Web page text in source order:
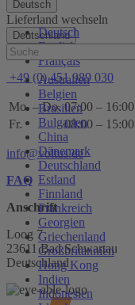
Deutsch
Deutsch
English
Français
Lieferland wechseln
Deutschland
Australien
Belgien
Brasilien
Bulgarien
China
Dänemark
Deutschland
Estland
Finnland
Frankreich
Georgien
Griechenland
Großbritannien
Hong Kong
Indien
Indonesien
Hilfe
+49 (0) 451 989 030
Mo. – Do. 07:00 – 16:00
Fr.
08:00 – 15:00
info@voltus.de
FAQ
Anschrift
Loog 7
23611 Bad Schwartau
Deutschland